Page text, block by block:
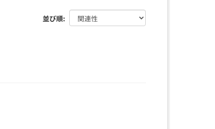
並び順